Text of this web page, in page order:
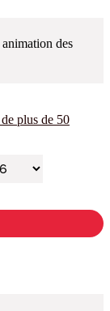
des
plus de 50